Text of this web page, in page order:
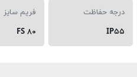
درجه حفاظت
IP۵۵
فریم سایز
FS ۸۰